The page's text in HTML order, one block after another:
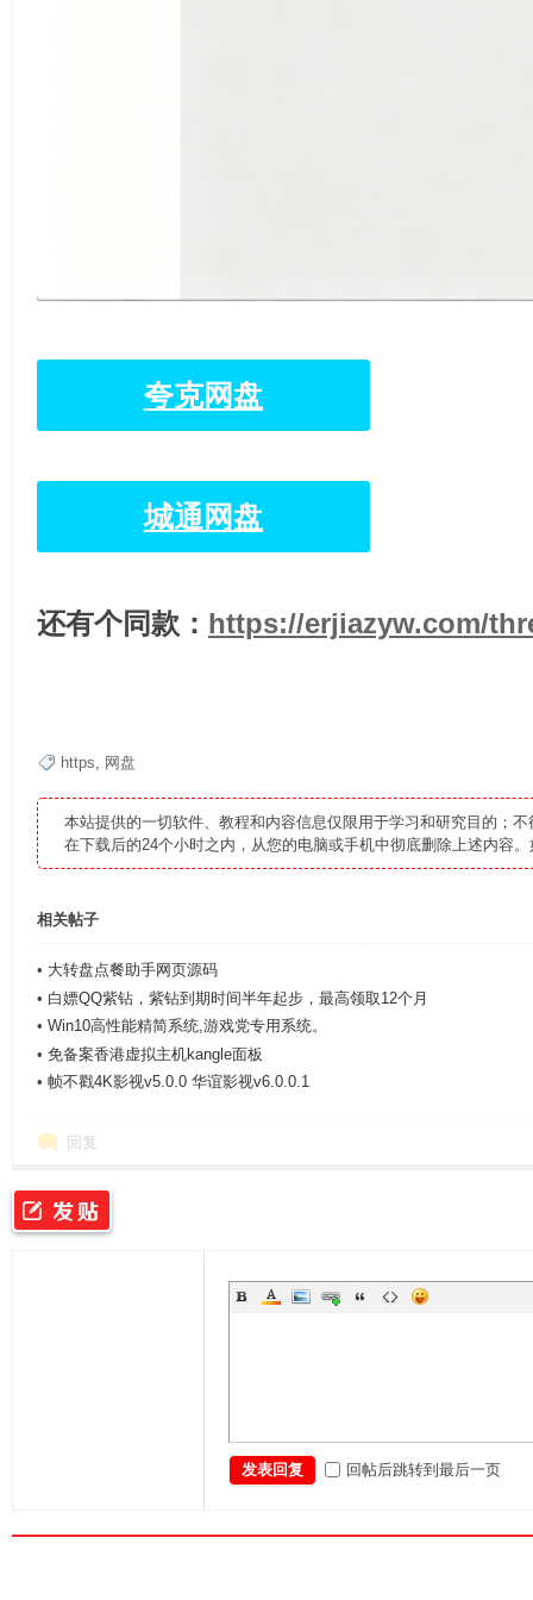
平
夸克网盘
城通网盘
还有个同款： https://erjiazyw.com/
https, 网盘
本站提供的一切软件、教程和内容信息仅限用于学习和研究目的；
在下载后的24个小时之内，从您的电脑或手机中彻底删除上述内容
相关帖子
• 大转盘点餐助手网页源码
• 白嫖QQ紫钻，紫钻到期时间半年起步，最高领取12个月
• Win10高性能精简系统,游戏党专用系统。
• 免备案香港虚拟主机kangle面板
• 帧不戳4K影视v5.0.0 华谊影视v6.0.0.1
回复
发表回复 回帖后跳转到最后一页